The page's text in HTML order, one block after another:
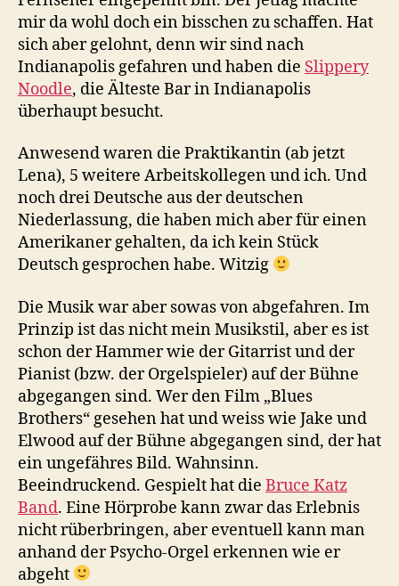
mir da wohl doch ein bisschen zu schaffen. Hat
sich aber gelohnt, denn wir sind nach
Indianapolis gefahren und haben die Slippery
Noodle, die Älteste Bar in Indianapolis
überhaupt besucht.
Anwesend waren die Praktikantin (ab jetzt
Lena), 5 weitere Arbeitskollegen und ich. Und
noch drei Deutsche aus der deutschen
Niederlassung, die haben mich aber für einen
Amerikaner gehalten, da ich kein Stück
Deutsch gesprochen habe. Witzig
Die Musik war aber sowas von abgefahren. Im
Prinzip ist das nicht mein Musikstil, aber es ist
schon der Hammer wie der Gitarrist und der
Pianist (bzw. der Orgelspieler) auf der Bühne
abgegangen sind. Wer den Film „Blues
Brothers“ gesehen hat und weiss wie Jake und
Elwood auf der Bühne abgegangen sind, der hat
ein ungefähres Bild. Wahnsinn.
Beeindruckend. Gespielt hat die Bruce Katz
Band. Eine Hörprobe kann zwar das Erlebnis
nicht rüberbringen, aber eventuell kann man
anhand der Psycho-Orgel erkennen wie er
abgeht